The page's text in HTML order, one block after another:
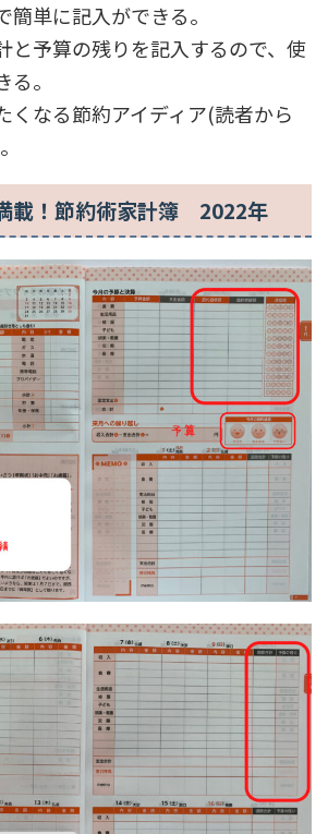
単に記入ができる。
予算の残りを記入するので、使
。
なる節約アイディア(読者から
載！節約術家計簿 2022年